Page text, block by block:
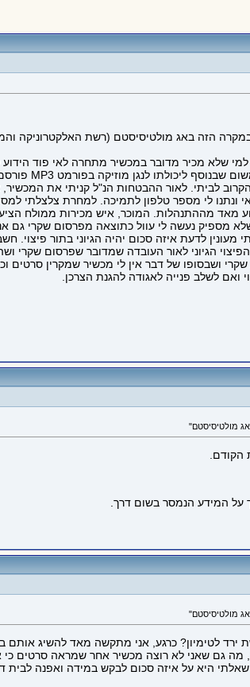
הזה באג מולטיסיסטם (רשת האלקטרוניקה
לביתי. לאור ההבטחות הנ"ל קניתי את
ונתנו לי מספר טלפון לתמיכה. למחרת צלצלתי
מאד מההתנהלות. המוכר, איש מכירות ממולח
מספיק נעשה לי עוול כתוצאה מפרסום שקרי גם
ואם לשלב פנייה לאגודה להגנת הצרכן.
הקודם.
על המידע הנמסר בשום דרך.
לטימיון? כרגע, אני מתקשה מאד להשיג אותם
גם שאני לא רוצה מכשיר אחר שמראה סרטים כי
שאלתי היא על איזה סכום לבקש במידה ואפנה